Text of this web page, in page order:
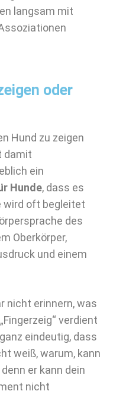
langsam mit
oder
Hund zu zeigen
damit
ein
Hunde, dass es
wird oft begleitet
des
Oberkörper,
und einem
nicht erinnern, was
verdient
eindeutig, dass
weiß, warum, kann
er kann dein
nicht